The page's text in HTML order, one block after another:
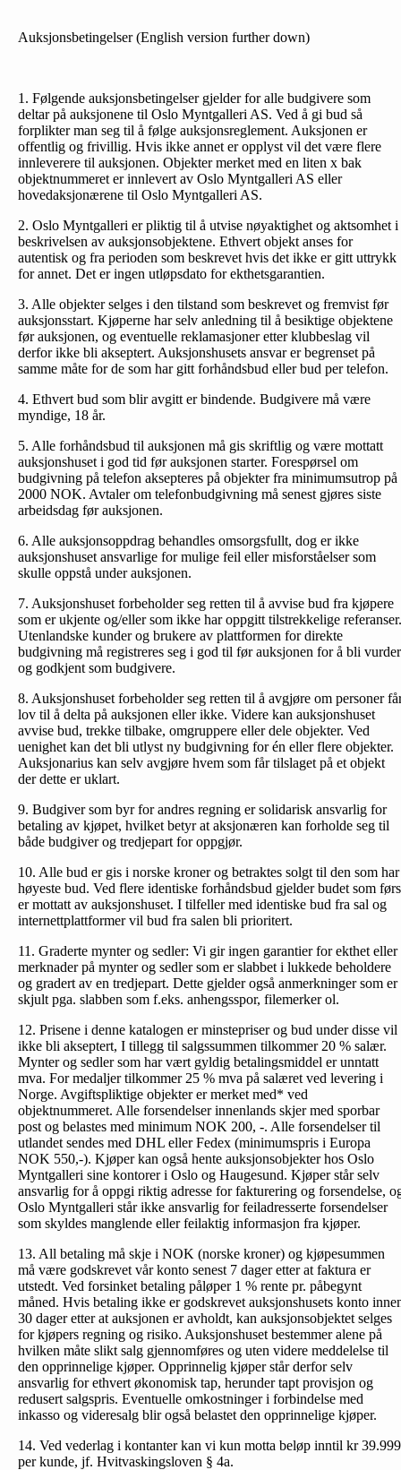
Auksjonsbetingelser (English version further down)
1. Følgende auksjonsbetingelser gjelder for alle budgivere som
deltar på auksjonene til Oslo Myntgalleri AS. Ved å gi bud så
forplikter man seg til å følge auksjonsreglement. Auksjonen er
offentlig og frivillig. Hvis ikke annet er opplyst vil det være flere
innleverere til auksjonen. Objekter merket med en liten x bak
objektnummeret er innlevert av Oslo Myntgalleri AS eller
hovedaksjonærene til Oslo Myntgalleri AS.
2. Oslo Myntgalleri er pliktig til å utvise nøyaktighet og aktsomhet i
beskrivelsen av auksjonsobjektene. Ethvert objekt anses for
autentisk og fra perioden som beskrevet hvis det ikke er gitt uttrykk
for annet. Det er ingen utløpsdato for ekthetsgarantien.
3. Alle objekter selges i den tilstand som beskrevet og fremvist før
auksjonsstart. Kjøperne har selv anledning til å besiktige objektene
før auksjonen, og eventuelle reklamasjoner etter klubbeslag vil
derfor ikke bli akseptert. Auksjonshusets ansvar er begrenset på
samme måte for de som har gitt forhåndsbud eller bud per telefon.
4. Ethvert bud som blir avgitt er bindende. Budgivere må være
myndige, 18 år.
5. Alle forhåndsbud til auksjonen må gis skriftlig og være mottatt
auksjonshuset i god tid før auksjonen starter. Forespørsel om
budgivning på telefon aksepteres på objekter fra minimumsutrop på
2000 NOK. Avtaler om telefonbud­givning må senest gjøres siste
arbeidsdag før auksjonen.
6. Alle auksjonsoppdrag behandles omsorgsfullt, dog er ikke
auksjonshuset ansvarlige for mulige feil eller misforståelser som
skulle oppstå under auksjonen.
7. Auksjonshuset forbeholder seg retten til å avvise bud fra kjøpere
som er ukjente og/eller som ikke har oppgitt tilstrekkelige referanser.
Utenlandske kunder og brukere av plattformen for direkte
budgivning må registreres seg i god til før auksjonen for å bli
og godkjent som budgivere.
8. Auksjonshuset forbeholder seg retten til å avgjøre om personer
lov til å delta på auksjonen eller ikke. Videre kan auksjonshuset
avvise bud, trekke tilbake, omgruppere eller dele objekter. Ved
uenighet kan det bli utlyst ny budgivning for én eller flere objekter.
Auksjonarius kan selv avgjøre hvem som får tilslaget på et objekt
der dette er uklart.
9. Budgiver som byr for andres regning er solidarisk ansvarlig for
betaling av kjøpet, hvilket betyr at aksjonæren kan forholde seg til
både budgiver og tredjepart for oppgjør.
10. Alle bud er gis i norske kroner og betraktes solgt til den som har
høyeste bud. Ved flere identiske forhåndsbud gjelder budet som
er mottatt av auksjonshuset. I tilfeller med identiske bud fra sal og
internettplattformer vil bud fra salen bli prioritert.
11. Graderte mynter og sedler: Vi gir ingen garantier for ekthet eller
merknader på mynter og sedler som er slabbet i lukkede beholdere
og gradert av en tredjepart. Dette gjelder også anmerkninger som er
skjult pga. slabben som f.eks. anhengsspor, filemerker ol.
12. Prisene i denne katalogen er minstepriser og bud under disse vil
ikke bli akseptert, I tillegg til salgssummen tilkommer 20 % salær.
Mynter og sedler som har vært gyldig betalingsmiddel er unntatt
mva. For medaljer tilkommer 25 % mva på salæret ved levering i
Norge. Avgiftspliktige objekter er merket med* ved
objektnummeret. Alle forsendelser innenlands skjer med sporbar
post og belastes med minimum NOK 200, -. Alle forsendelser til
utlandet sendes med DHL eller Fedex (minimumspris i Europa
NOK 550,-). Kjøper kan også hente auksjonsobjekter hos Oslo
Myntgalleri sine kontorer i Oslo og Haugesund. Kjøper står selv
ansvarlig for å oppgi riktig adresse for fakturering og forsendelse,
Oslo Myntgalleri står ikke ansvarlig for feiladresserte forsendelser
som skyldes manglende eller feilaktig informasjon fra kjøper.
13. All betaling må skje i NOK (norske kroner) og kjøpesummen
må være godskrevet vår konto senest 7 dager etter at faktura er
utstedt. Ved forsinket betaling påløper 1 % rente pr. påbegynt
måned. Hvis betaling ikke er godskrevet auksjonshusets konto
30 dager etter at auksjonen er avholdt, kan auksjonsobjektet selges
for kjøpers regning og risiko. Auksjonshuset bestemmer alene på
hvilken måte slikt salg gjennomføres og uten videre meddelelse til
den opprinnelige kjøper. Opprinnelig kjøper står derfor selv
ansvarlig for ethvert økonomisk tap, herunder tapt provisjon og
redusert salgspris. Eventuelle omkostninger i forbindelse med
inkasso og videresalg blir også belastet den opprinnelige kjøper.
14. Ved vederlag i kontanter kan vi kun motta beløp inntil kr 39.999
per kunde, jf. Hvitvaskingsloven § 4a.